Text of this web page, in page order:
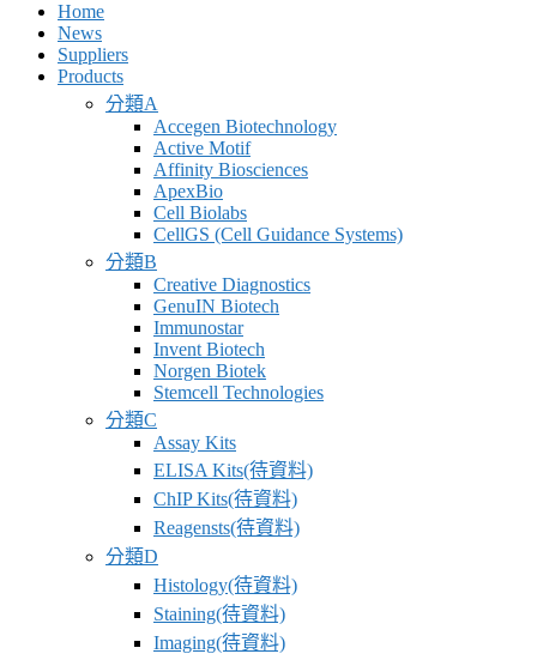
Home
News
Suppliers
Products
分類A
Accegen Biotechnology
Active Motif
Affinity Biosciences
ApexBio
Cell Biolabs
CellGS (Cell Guidance Systems)
分類B
Creative Diagnostics
GenuIN Biotech
Immunostar
Invent Biotech
Norgen Biotek
Stemcell Technologies
分類C
Assay Kits
ELISA Kits(待資料)
ChIP Kits(待資料)
Reagensts(待資料)
分類D
Histology(待資料)
Staining(待資料)
Imaging(待資料)